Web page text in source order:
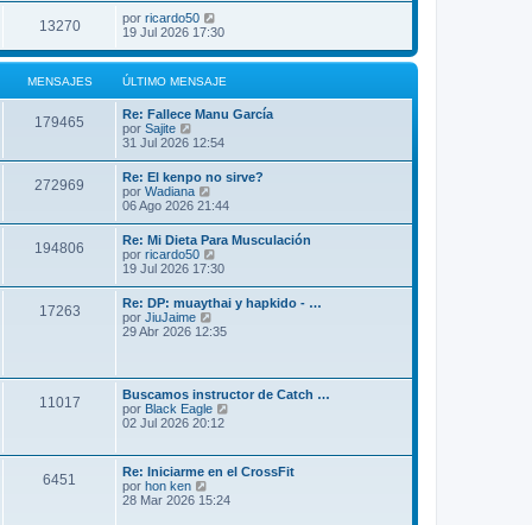
13270 por ricardo50
19 Jul 2026 17:30
MENSAJES ÚLTIMO MENSAJE
179465
Re: Fallece Manu García
por Sajite
e
l
t
i
m
o
m
e
n
s
a
j
e
31 Jul 2026 12:54
272969
Re: El kenpo no sirve?
por Wadiana
e
l
t
i
m
o
e
a
j
e
06 Ago 2026 21:44
194806
Re: Mi Dieta Para Musculación
por ricardo50
e
l
t
i
m
e
n
s
j
e
19 Jul 2026 17:30
17263
Re: DP: muaythai y hapkido - …
por JiuJaime
e
i
m
o
e
n
a
29 Abr 2026 12:35
11017
Buscamos instructor de Catch …
por Black Eagle
t
m
02 Jul 2026 20:12
6451
Re: Iniciarme en el CrossFit
por hon ken
e
28 Mar 2026 15:24